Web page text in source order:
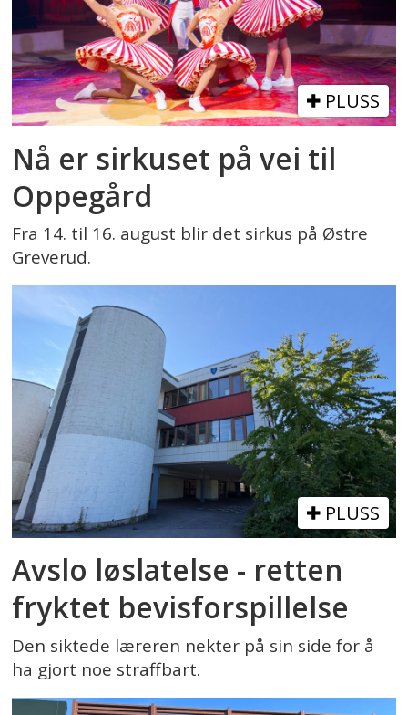
PLUSS
Nå er sirkuset på vei til
Oppegård
Fra 14. til 16. august blir det sirkus på Østre
Greverud.
PLUSS
Avslo løslatelse - retten
fryktet bevisforspillelse
Den siktede læreren nekter på sin side for å
ha gjort noe straffbart.